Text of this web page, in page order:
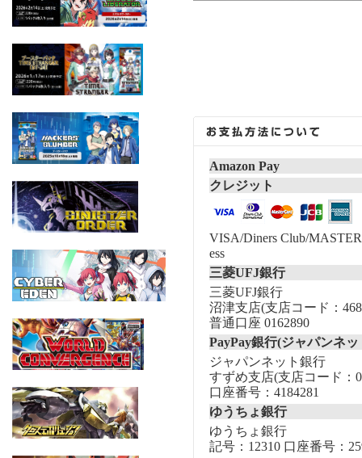
Amazon Pay
クレジット
VISA/Diners Club/
ess
三菱UFJ銀行
三菱UFJ銀行
沼津支店(支店コード：
普通口座 0162890
PayPay銀行(ジャパンネ
ジャパンネット銀行
すずめ支店(支店コード：
口座番号：4184281
ゆうちょ銀行
ゆうちょ銀行
記号：12310 口座番号：